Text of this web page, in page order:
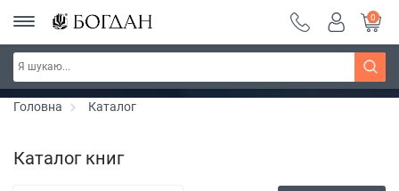
Серія "Чейзіана" ~ знижка 20%
0
Головна Каталог
Каталог книг